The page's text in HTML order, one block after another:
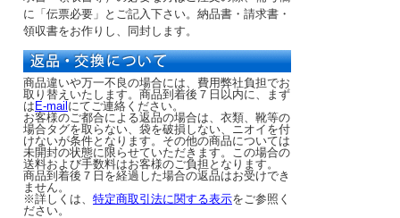
に「伝票必要」とご記入下さい。納品書・請求書・
領収書をお作りし、同封します。
商品違いや万一不良の場合には、費用弊社負担でお
取り替えいたします。商品到着後７日以内に、まず
は E-mail にてご連絡ください。
お客様のご都合による返品の場合は、衣類、靴等の
場合タグを取らない、袋を破損しない、ニオイを付
けないが条件となります。その他の商品については
未開封の状態に限らせていただきます。この場合の
送料および手数料はお客様のご負担となります。
商品到着後７日を経過した場合の返品はお受けでき
ません。
※詳しくは、 特定商取引法に関する表示をご参照く
ださい。